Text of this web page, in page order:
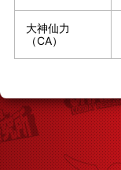
大神仙力
（CA）